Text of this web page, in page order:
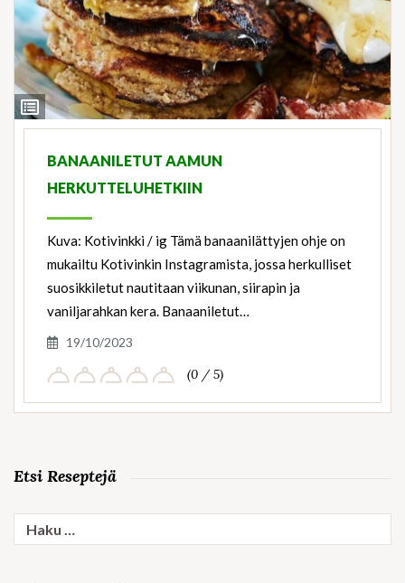
View
Ingredients
BANAANILETUT AAMUN
HERKUTTELUHETKIIN
Kuva: Kotivinkki / ig Tämä banaanilättyjen ohje on
mukailtu Kotivinkin Instagramista, jossa herkulliset
suosikkiletut nautitaan viikunan, siirapin ja
vaniljarahkan kera. Banaaniletut…
19/10/2023
(0 / 5)
Etsi Reseptejä
Haku: